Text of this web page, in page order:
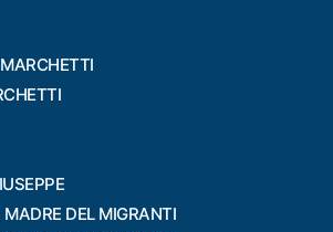
DEL MIGRANTI